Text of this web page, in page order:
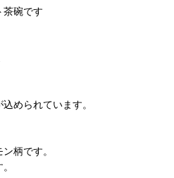
茶碗です
められています。
柄です。